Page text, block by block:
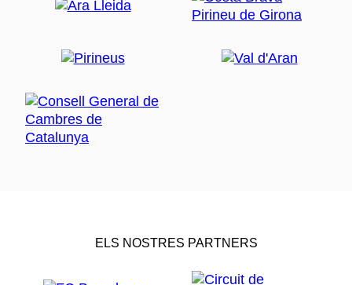
ELS NOSTRES PARTNERS